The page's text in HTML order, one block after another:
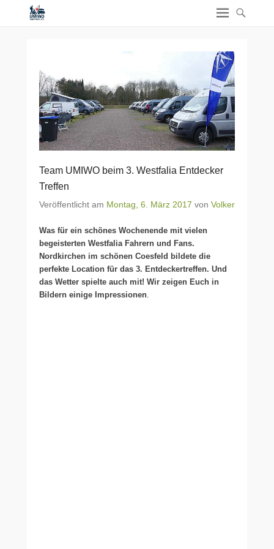
Team UMIWO beim 3. Westfalia Entdecker
Treffen
Veröffentlicht am Montag, 6. März 2017 von Volker
Was für ein schönes Wochenende mit vielen
begeisterten Westfalia Fahrern und Fans.
Nordkirchen im schönen Coesfeld bildete die
perfekte Location für das 3. Entdeckertreffen. Und
das Wetter spielte auch mit! Wir zeigen Euch in
Bildern einige Impressionen.